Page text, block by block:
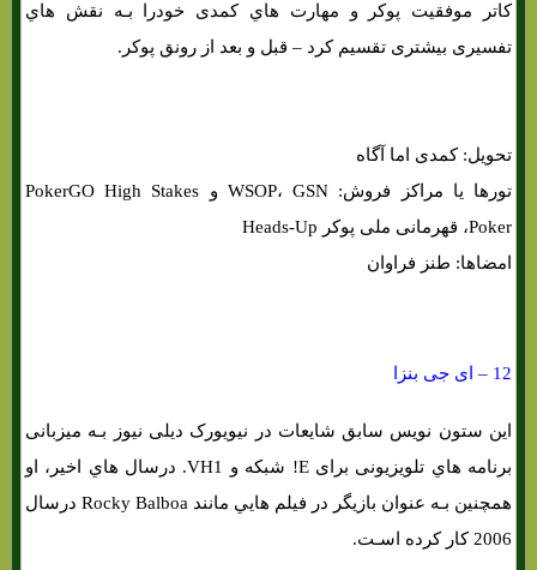
کاتر موفقیت پوکر و مهارت هاي‌ کمدی خودرا بـه نقش هاي‌
تفسیری بیشتری تقسیم کرد – قبل و بعد از رونق پوکر.
تحویل: کمدی اما آگاه
تورها یا مراکز فروش: WSOP، GSN و PokerGO High Stakes
Poker، قهرمانی ملی پوکر Heads-Up
امضاها: طنز فراوان
12 – ای جی بنزا
این ستون نویس سابق شایعات در نیویورک دیلی نیوز بـه میزبانی
برنامه هاي‌ تلویزیونی برای E! شبکه و VH1. درسال هاي‌ اخیر، او
همچنین بـه عنوان بازیگر در فیلم هایي مانند Rocky Balboa درسال
2006 کار کرده اسـت.